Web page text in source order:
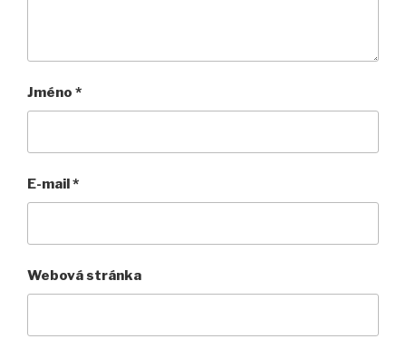
Jméno *
E-mail*
Webová stránka